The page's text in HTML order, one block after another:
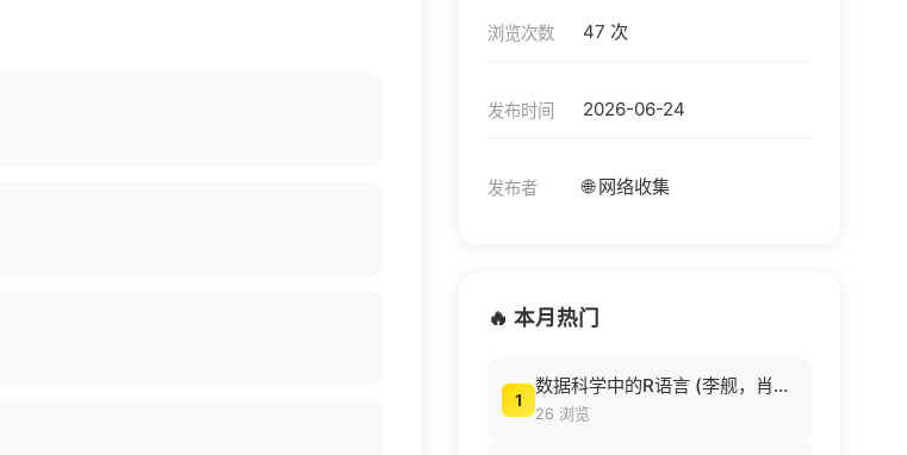
浏览次数 47 次
发布时间 2026-06-24
发布者 🌐 网络收集
🔥 本月热门
1
数据科学中的R语言 (李舰，肖凯著, 李舰，肖凯著；吴喜之审校, Pdg2Pic).pdf
26 浏览